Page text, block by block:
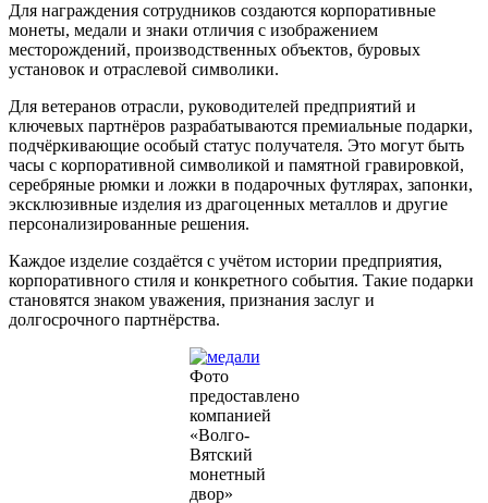
Для награждения сотрудников создаются корпоративные
монеты, медали и знаки отличия с изображением
месторождений, производственных объектов, буровых
установок и отраслевой символики.
Для ветеранов отрасли, руководителей предприятий и
ключевых партнёров разрабатываются премиальные подарки,
подчёркивающие особый статус получателя. Это могут быть
часы с корпоративной символикой и памятной гравировкой,
серебряные рюмки и ложки в подарочных футлярах, запонки,
эксклюзивные изделия из драгоценных металлов и другие
персонализированные решения.
Каждое изделие создаётся с учётом истории предприятия,
корпоративного стиля и конкретного события. Такие подарки
становятся знаком уважения, признания заслуг и
долгосрочного партнёрства.
Фото
предоставлено
компанией
«Волго-
Вятский
монетный
двор»